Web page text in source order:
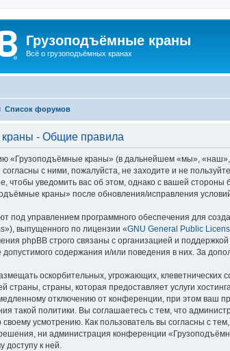
Грузоподъёмные краны
Всё о грузоподъёмных кранах
Список форумов
- Общие правила
«Грузоподъёмные краны» (в дальнейшем «мы»,
с ними, пожалуйста, не заходите и не
чтобы уведомить вас об этом, однако с вашей
краны» после обновления/исправления
под управлением программного обеспечения для
выпущенного по лицензии «GNU General Public
phpBB строго связаны с организацией и
допустимого содержания и/или поведения в них. За
оскорбительных, угрожающих,
страны, страны, которая предоставляет услуги
отключению от конференции, при этом ваш
такой политики. Вы соглашаетесь с тем, что
усмотрению. Как пользователь вы согласны с
ни администрация конференции
доступу к ней.